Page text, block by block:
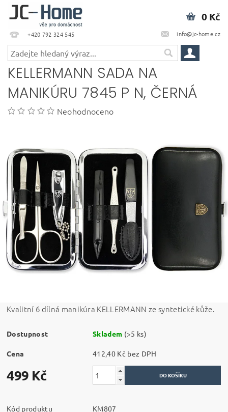
+420 792 324 545 info@jc-home.cz
0 Kč
KELLERMANN SADA NA
MANIKÚRU 7845 P N, ČERNÁ
Neohodnoceno
Kvalitní 6 dílná manikúra KELLERMANN ze syntetické kůže.
Dostupnost Skladem (>5 ks)
Cena 412,40 Kč bez DPH
499 Kč
Kód produktu
KM807